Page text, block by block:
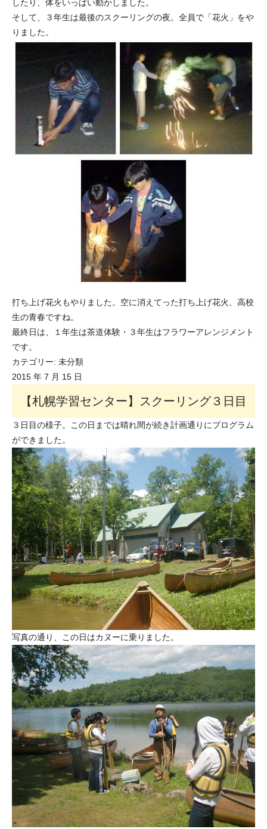
したり、体をいっぱい動かしました。
そして、３年生は最後のスクーリングの夜。全員で「花火」をや
りました。
打ち上げ花火もやりました。空に消えてった打ち上げ花火、高校
生の青春ですね。
最終日は、１年生は茶道体験・３年生はフラワーアレンジメント
です。
カテゴリー: 未分類
2015 年 7 月 15 日
【札幌学習センター】スクーリング３日目
３日目の様子。この日までは晴れ間が続き計画通りにプログラム
ができました。
写真の通り、この日はカヌーに乗りました。